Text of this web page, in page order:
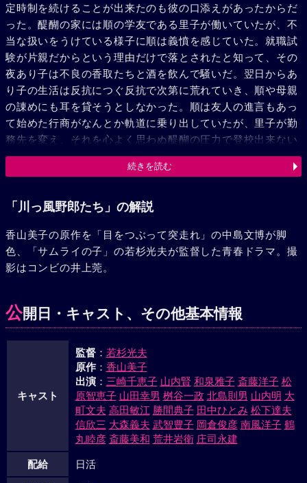
定時制を続けることが出来たのも彼の口添えがあったからだ
った。醍醐の家には順の学友である里子が働いていたが、不
当な扱いをうけている様子に順は義憤を感じていた。就職試
験が片親だからという理由だけで落とされたと知って、その
夜あり子は不良の香取たちと酒を飲んで騒いだ。翌日からあ
り子の生活は反抗につぐ反抗で次第に荒れていき、順や母親
の諌めにも耳を貸そうとしなかった。順は友人の進言もあっ
て始めた行商がなんとか軌道に乗り出していたが、里子が勤
務先を変え、それを心よく思わぬ醍醐の圧力で登校出来ない
ことや、学校に寄りつかなくなった典、仕事で指を切断した
金子など、学友たちの生活も変っていった。旧正月のある
の形見の英語辞典一冊を持って、あり子はアメリカへ密航を
顔の順とあり子は、お互に非を詫び、固く抱きあった。東京
に着いた二人に朗報が待っていた。里子も皆の団結で学校へ
戻ることが叶い、典も真面目になって一緒に勉強することに
り子の顔にも明るい表情が戻っていた。
続きを読む
「川っ風野郎たち」の解説
香山美子の原作を「目をつぶって突走れ」の中島文博が脚
色、「サムライの子」の若杉光夫が監督した青春ドラマ。撮
影はコンビの井上莞。
公開日・キャスト、その他基本情報
キャスト
監督： 若杉光夫
原作： 香山美子
出演： 三崎千恵子 山内賢 和泉雅子 斎藤洋子 松
原智恵子 山田幸男 桝谷一政 北島則男 山内明 大
町文夫 高田敏江 勝間典子 田中ひとみ 松下達夫
信欣三 大森義夫 武智豊子 岡倉俊彦 南風洋子 鶴
丸睦彦 斎藤美和 荒井岩衛 庄司永建
配給 日活